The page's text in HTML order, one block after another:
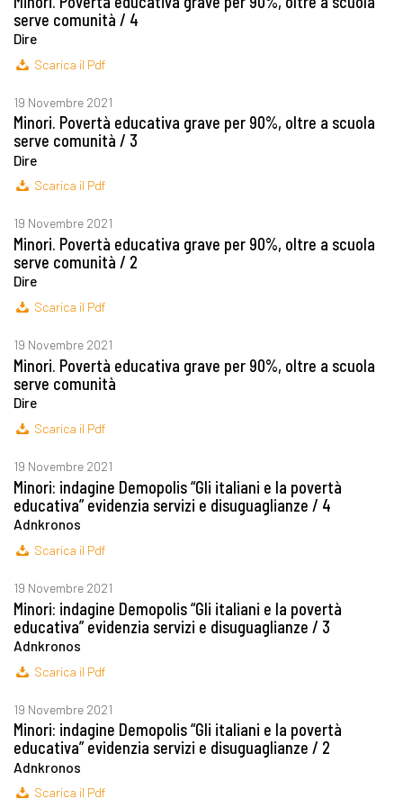
serve comunità / 4
Dire
Scarica il Pdf
19 Novembre 2021
Minori. Povertà educativa grave per 90%, oltre a scuola
serve comunità / 3
Dire
Scarica il Pdf
19 Novembre 2021
Minori. Povertà educativa grave per 90%, oltre a scuola
serve comunità / 2
Dire
Scarica il Pdf
19 Novembre 2021
Minori. Povertà educativa grave per 90%, oltre a scuola
serve comunità
Dire
Scarica il Pdf
19 Novembre 2021
Minori: indagine Demopolis “Gli italiani e la povertà
educativa” evidenzia servizi e disuguaglianze / 4
Adnkronos
Scarica il Pdf
19 Novembre 2021
Minori: indagine Demopolis “Gli italiani e la povertà
educativa” evidenzia servizi e disuguaglianze / 3
Adnkronos
Scarica il Pdf
19 Novembre 2021
Minori: indagine Demopolis “Gli italiani e la povertà
educativa” evidenzia servizi e disuguaglianze / 2
Adnkronos
Scarica il Pdf